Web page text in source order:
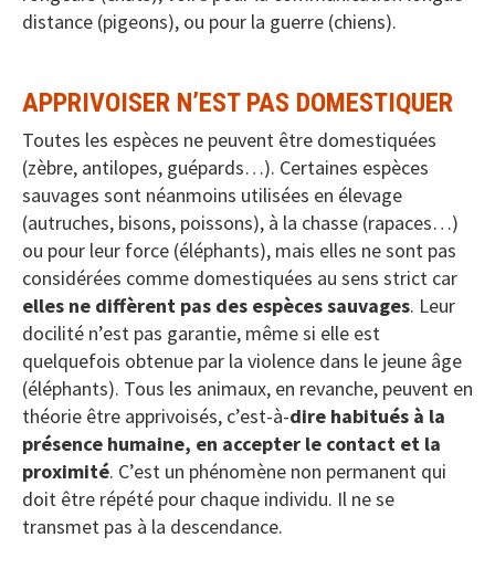
distance (pigeons), ou pour la guerre (chiens).
APPRIVOISER N’EST PAS DOMESTIQUER
Toutes les espèces ne peuvent être domestiquées
(zèbre, antilopes, guépards…). Certaines espèces
sauvages sont néanmoins utilisées en élevage
(autruches, bisons, poissons), à la chasse (rapaces…)
ou pour leur force (éléphants), mais elles ne sont pas
considérées comme domestiquées au sens strict car
elles ne diffèrent pas des espèces sauvages. Leur
docilité n’est pas garantie, même si elle est
quelquefois obtenue par la violence dans le jeune âge
(éléphants). Tous les animaux, en revanche, peuvent en
théorie être apprivoisés, c’est-à-dire habitués à la
présence humaine, en accepter le contact et la
proximité. C’est un phénomène non permanent qui
doit être répété pour chaque individu. Il ne se
transmet pas à la descendance.